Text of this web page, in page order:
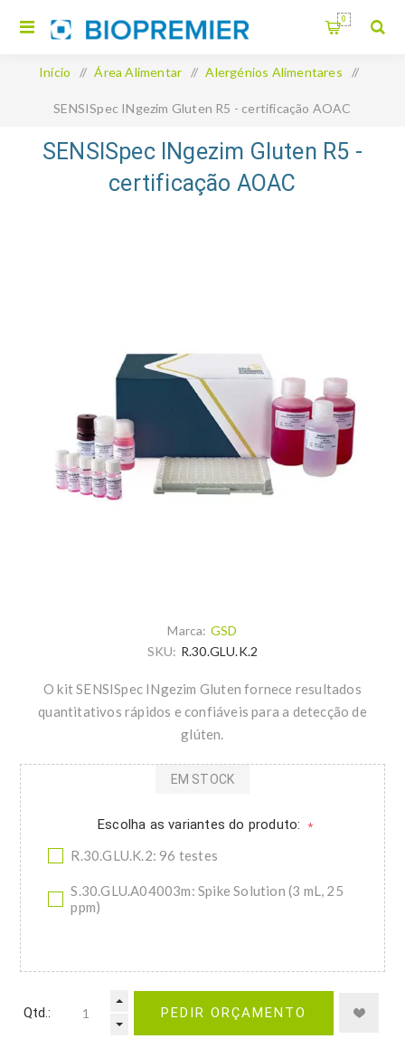
0
Início / Área Alimentar / Alergénios Alimentares /
SENSISpec INgezim Gluten R5 - certificação AOAC
SENSISpec INgezim Gluten R5 -
certificação AOAC
Marca: GSD
SKU: R.30.GLU.K.2
O kit SENSISpec INgezim Gluten fornece resultados
quantitativos rápidos e confiáveis ​​para a detecção de
glúten.
Escolha as variantes do produto: *
R.30.GLU.K.2: 96 testes
S.30.GLU.A04003m: Spike Solution (3 mL, 25
ppm)
EM STOCK
Qtd.: PEDIR ORÇAMENTO